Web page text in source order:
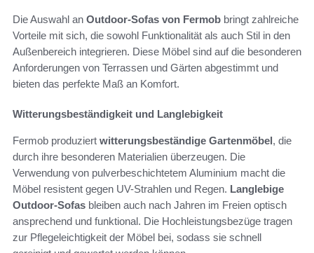
Die Auswahl an Outdoor-Sofas von Fermob bringt zahlreiche
Vorteile mit sich, die sowohl Funktionalität als auch Stil in den
Außenbereich integrieren. Diese Möbel sind auf die besonderen
Anforderungen von Terrassen und Gärten abgestimmt und
bieten das perfekte Maß an Komfort.
Witterungsbeständigkeit und Langlebigkeit
Fermob produziert witterungsbeständige Gartenmöbel, die
durch ihre besonderen Materialien überzeugen. Die
Verwendung von pulverbeschichtetem Aluminium macht die
Möbel resistent gegen UV-Strahlen und Regen. Langlebige
Outdoor-Sofas bleiben auch nach Jahren im Freien optisch
ansprechend und funktional. Die Hochleistungsbezüge tragen
zur Pflegeleichtigkeit der Möbel bei, sodass sie schnell